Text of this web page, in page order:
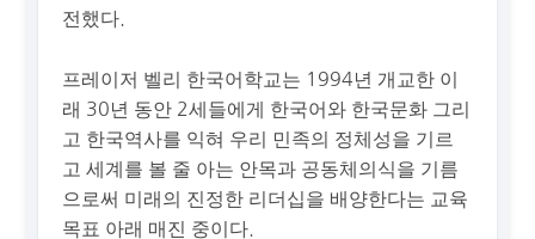
전했다.
프레이저 벨리 한국어학교는 1994년 개교한 이
래 30년 동안 2세들에게 한국어와 한국문화 그리
고 한국역사를 익혀 우리 민족의 정체성을 기르
고 세계를 볼 줄 아는 안목과 공동체의식을 기름
으로써 미래의 진정한 리더십을 배양한다는 교육
목표 아래 매진 중이다.